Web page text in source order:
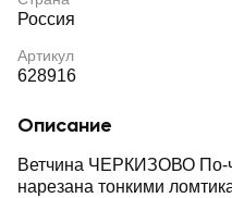
Россия
Артикул
628916
Описание
Ветчина ЧЕРКИЗОВО По-
нарезана тонкими